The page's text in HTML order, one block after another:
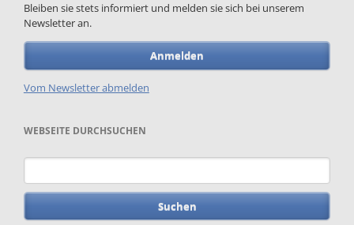
Bleiben sie stets informiert und melden sie sich bei unserem
Newsletter an.
Anmelden
Vom Newsletter abmelden
WEBSEITE DURCHSUCHEN